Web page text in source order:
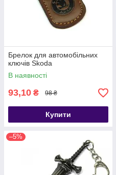
Брелок для автомобільних
ключів Skoda
В наявності
93,10 ₴ 98 ₴
Купити
–5%